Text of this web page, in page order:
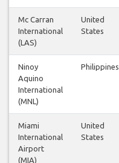
Mc Carran
International
(LAS)
United
States
Ninoy
Aquino
International
(MNL)
Philippines
Miami
International
Airport
(MIA)
United
States